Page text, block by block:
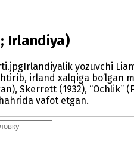
Irlandiya)
Irlandiyalik yozuvchi
irland xalqiga bo’lgan
Skerrett (1932), “Ochlik”
vafot etgan.